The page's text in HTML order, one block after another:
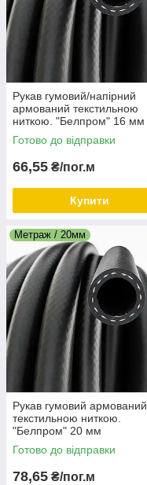
Рукав гумовий/напірний
армований текстильною
ниткою. "Белпром" 16 мм
Готово до відправки
66,55 ₴/пог.м
Купити
Метраж / 20мм
Рукав гумовий армований
текстильною ниткою.
"Белпром" 20 мм
Готово до відправки
78,65 ₴/пог.м